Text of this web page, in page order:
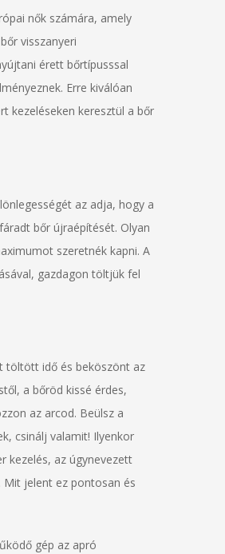
nők számára, amely
visszanyeri
érett bőrtípusssal
Erre kiválóan
kezeléseken keresztül a bőr
az adja, hogy a
bőr újraépítését. Olyan
szeretnék kapni. A
gazdagon töltjük fel
töltött idő és beköszönt az
a bőröd kissé érdes,
az arcod. Beülsz a
csinálj valamit! Ilyenkor
kezelés, az úgynevezett
jelent ez pontosan és
gép az apró